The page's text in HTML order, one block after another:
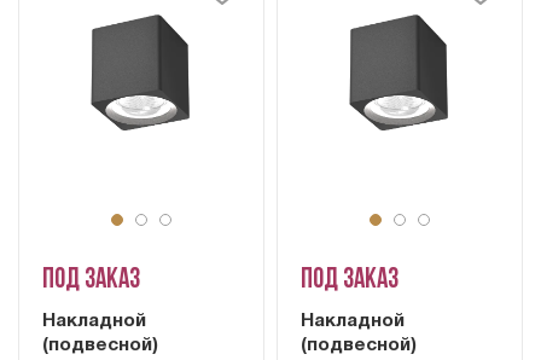
Под заказ
Накладной
(подвесной)
Под заказ
Накладной
(подвесной)